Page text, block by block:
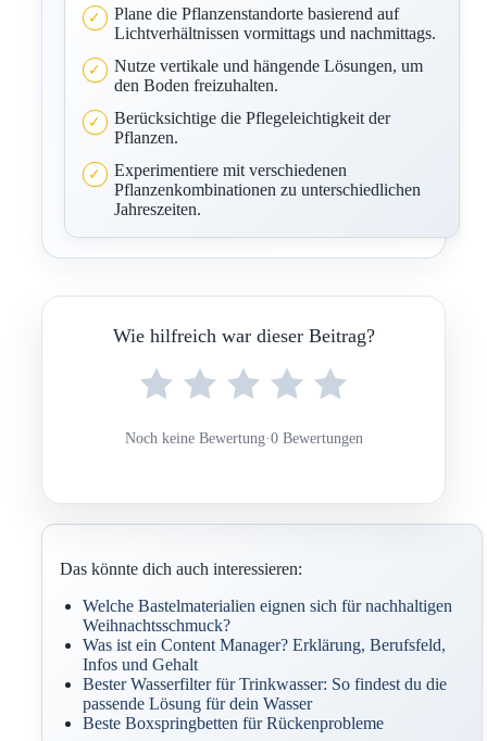
Plane die Pflanzenstandorte basierend auf
Lichtverhältnissen vormittags und nachmittags.
Nutze vertikale und hängende Lösungen, um
den Boden freizuhalten.
Berücksichtige die Pflegeleichtigkeit der
Pflanzen.
Experimentiere mit verschiedenen
Pflanzenkombinationen zu unterschiedlichen
Jahreszeiten.
Wie hilfreich war dieser Beitrag?
Noch keine Bewertung·0 Bewertungen
Das könnte dich auch interessieren:
Welche Bastelmaterialien eignen sich für nachhaltigen
Weihnachtsschmuck?
Was ist ein Content Manager? Erklärung, Berufsfeld,
Infos und Gehalt
Bester Wasserfilter für Trinkwasser: So findest du die
passende Lösung für dein Wasser
Beste Boxspringbetten für Rückenprobleme